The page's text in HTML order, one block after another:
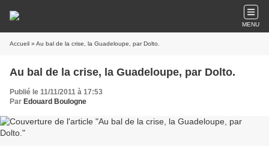
MENU
Accueil » Au bal de la crise, la Guadeloupe, par Dolto.
Au bal de la crise, la Guadeloupe, par Dolto.
Publié le 11/11/2011 à 17:53
Par Edouard Boulogne